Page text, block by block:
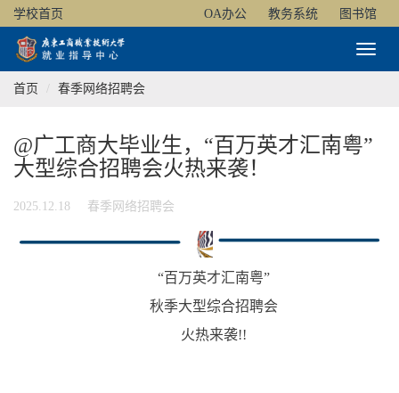
学校首页 OA办公 教务系统 图书馆
Toggle
首页
春季网络招聘会
@广工商大毕业生，“百万英才汇南粤”
大型综合招聘会火热来袭！
2025.12.18 春季网络招聘会
“百万英才汇南粤”
秋季大型综合招聘会
火热来袭!!